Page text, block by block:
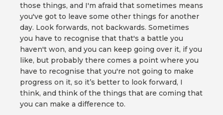
those things, and I'm afraid that sometimes means
you've got to leave some other things for another
day. Look forwards, not backwards. Sometimes
you have to recognise that that's a battle you
haven't won, and you can keep going over it, if you
like, but probably there comes a point where you
have to recognise that you're not going to make
progress on it, so it’s better to look forward, I
think, and think of the things that are coming that
you can make a difference to.